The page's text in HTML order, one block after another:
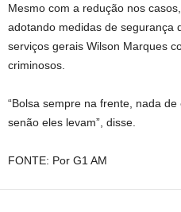
Mesmo com a redução nos
adotando medidas de segurança
serviços gerais Wilson Marques
criminosos.
“Bolsa sempre na frente, nada
senão eles levam”, disse.
FONTE: Por G1 AM